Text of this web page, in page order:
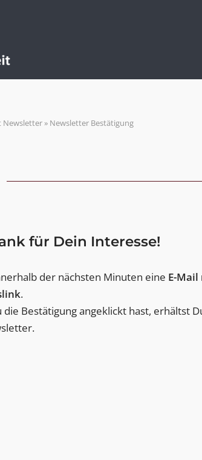
Newsletter» Newsletter Bestätigung
für Dein Interesse!
der nächsten Minuten eine E-
.
die Bestätigung angeklickt hast, erhältst